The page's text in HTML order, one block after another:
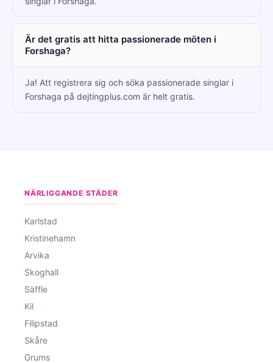
Är det gratis att hitta passionerade möten i
Forshaga?
Ja! Att registrera sig och söka passionerade singlar i
Forshaga på dejtingplus.com är helt gratis.
NÄRLIGGANDE STÄDER
Karlstad
Kristinehamn
Arvika
Skoghall
Säffle
Kil
Filipstad
Skåre
Grums